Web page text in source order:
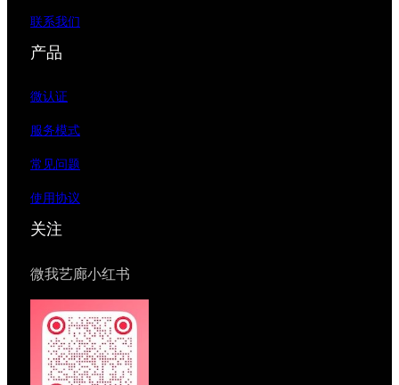
联系我们
产品
微认证
服务模式
常见问题
使用协议
关注
微我艺廊小红书